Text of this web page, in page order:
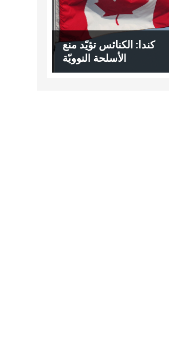
كندا: الكنائس تؤيّد منع
الأسلحة النوويّة